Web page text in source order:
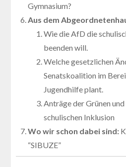
Gymnasium?
Aus dem
Wie die AfD die
beenden will.
Welche gesetzlichen
Senatskoalition im
Jugendhilfe plant.
Anträge der Grünen
schulischen Inklusion
Wo wir schon dabei sind:
“SIBUZE”